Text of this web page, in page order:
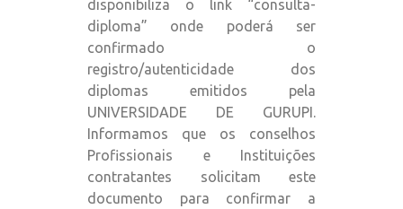
disponibiliza o link “consulta-
diploma” onde poderá ser
confirmado o
registro/autenticidade dos
diplomas emitidos pela
UNIVERSIDADE DE GURUPI.
Informamos que os conselhos
Profissionais e Instituições
contratantes solicitam este
documento para confirmar a